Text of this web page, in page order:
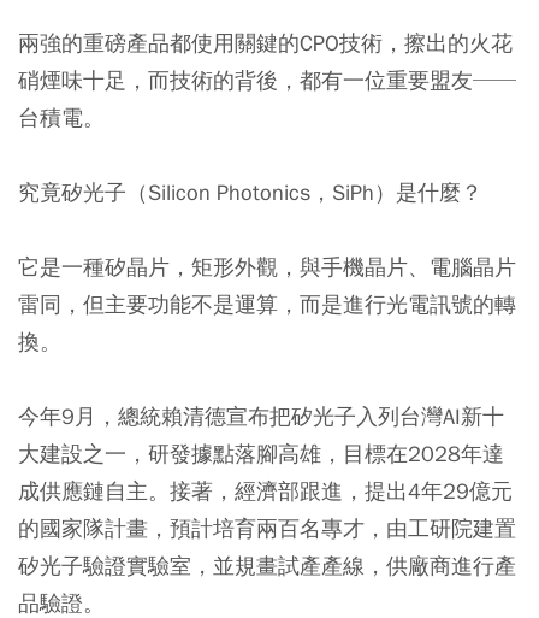
兩強的重磅產品都使用關鍵的CPO技術，擦出的火花
硝煙味十足，而技術的背後，都有一位重要盟友──
台積電。
究竟矽光子（Silicon Photonics，SiPh）是什麼？
它是一種矽晶片，矩形外觀，與手機晶片、電腦晶片
雷同，但主要功能不是運算，而是進行光電訊號的轉
換。
今年9月，總統賴清德宣布把矽光子入列台灣AI新十
大建設之一，研發據點落腳高雄，目標在2028年達
成供應鏈自主。接著，經濟部跟進，提出4年29億元
的國家隊計畫，預計培育兩百名專才，由工研院建置
矽光子驗證實驗室，並規畫試產產線，供廠商進行產
品驗證。